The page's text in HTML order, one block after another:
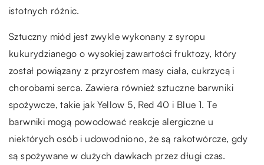
istotnych różnic.
Sztuczny miód jest zwykle wykonany z syropu
kukurydzianego o wysokiej zawartości fruktozy, który
został powiązany z przyrostem masy ciała, cukrzycą i
chorobami serca. Zawiera również sztuczne barwniki
spożywcze, takie jak Yellow 5, Red 40 i Blue 1. Te
barwniki mogą powodować reakcje alergiczne u
niektórych osób i udowodniono, że są rakotwórcze, gdy
są spożywane w dużych dawkach przez długi czas.